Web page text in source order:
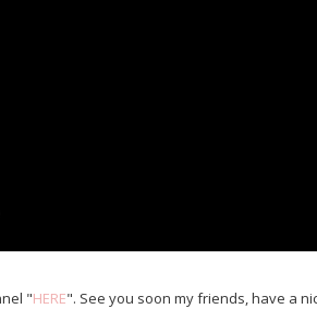
"HERE". See you soon my friends, have a